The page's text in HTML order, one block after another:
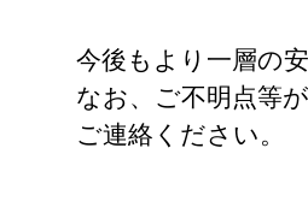
今後もより一層の
なお、ご不明点等
ご連絡ください。